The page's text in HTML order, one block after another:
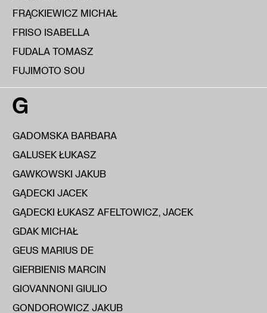
FRĄCKIEWICZ MICHAŁ
FRISO ISABELLA
FUDALA TOMASZ
FUJIMOTO SOU
G
GADOMSKA BARBARA
GALUSEK ŁUKASZ
GAWKOWSKI JAKUB
GĄDECKI JACEK
GĄDECKI ŁUKASZ AFELTOWICZ, JACEK
GDAK MICHAŁ
GEUS MARIUS DE
GIERBIENIS MARCIN
GIOVANNONI GIULIO
GONDOROWICZ JAKUB